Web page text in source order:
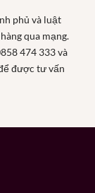
phủ và luật
qua mạng.
474 333 và
được tư vấn